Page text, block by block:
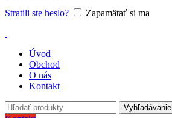
Stratili ste heslo? Zapamätať si ma
Úvod
Obchod
O nás
Kontakt
Vyhľadávanie